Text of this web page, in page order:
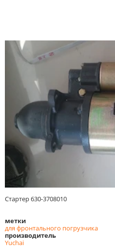
Стартер 630-3708010
метки
для фронтального погрузчика
производитель
Yuchai